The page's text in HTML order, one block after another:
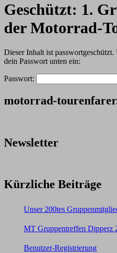
Geschützt: 1.
der Motorrad-
Dieser Inhalt ist
dein Passwort unten ein:
Passwort:
motorrad-
Newsletter
Kürzliche Beiträge
Unser 200tes
MT Gruppentreffen Dipperz
Benutzer-Registrierung